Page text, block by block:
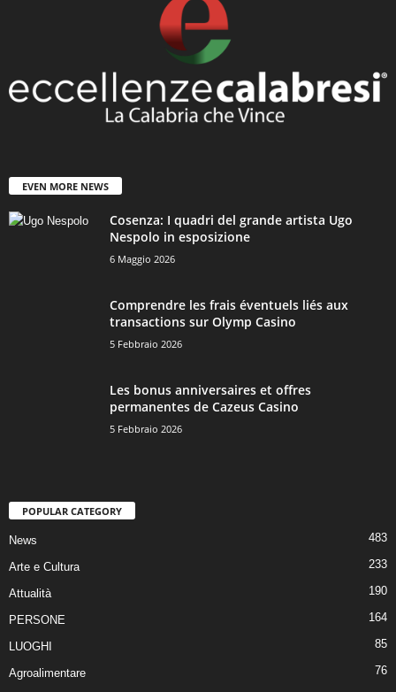
EVEN MORE NEWS
Cosenza: I quadri del grande artista Ugo
Nespolo in esposizione
6 Maggio 2026
Comprendre les frais éventuels liés aux
transactions sur Olymp Casino
5 Febbraio 2026
Les bonus anniversaires et offres
permanentes de Cazeus Casino
5 Febbraio 2026
POPULAR CATEGORY
News 483
Arte e Cultura 233
Attualità 190
PERSONE 164
LUOGHI 85
Agroalimentare
76